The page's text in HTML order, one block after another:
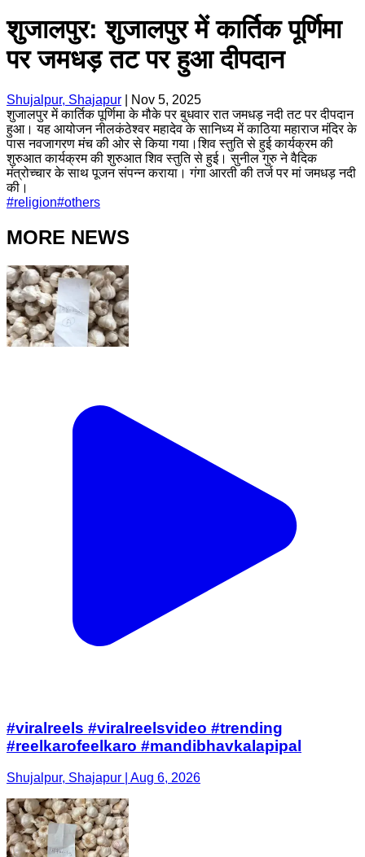
शुजालपुर: शुजालपुर में कार्तिक पूर्णिमा
पर जमधड़ तट पर हुआ दीपदान
Shujalpur, Shajapur
Nov 5, 2025
शुजालपुर में कार्तिक पूर्णिमा के मौके पर बुधवार रात जमधड़ नदी तट पर दीपदान
हुआ। यह आयोजन नीलकंठेश्वर महादेव के सानिध्य में काठिया महाराज मंदिर के
पास नवजागरण मंच की ओर से किया गया।शिव स्तुति से हुई कार्यक्रम की
शुरुआत कार्यक्रम की शुरुआत शिव स्तुति से हुई। सुनील गुरु ने वैदिक
मंत्रोच्चार के साथ पूजन संपन्न कराया। गंगा आरती की तर्ज पर मां जमधड़ नदी
की।
#religion#others
MORE NEWS
#viralreels #viralreelsvideo #trending
#reelkarofeelkaro #mandibhavkalapipal
Shujalpur, Shajapur | Aug 6, 2026